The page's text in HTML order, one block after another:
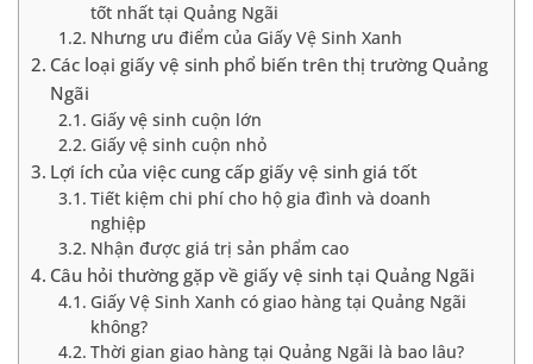
tốt nhất tại Quảng Ngãi
Nhưng ưu điểm của Giấy Vệ Sinh Xanh
Các loại giấy vệ sinh phổ biến trên thị trường Quảng
Ngãi
Giấy vệ sinh cuộn lớn
Giấy vệ sinh cuộn nhỏ
Lợi ích của việc cung cấp giấy vệ sinh giá tốt
Tiết kiệm chi phí cho hộ gia đình và doanh
nghiệp
Nhận được giá trị sản phẩm cao
Câu hỏi thường gặp về giấy vệ sinh tại Quảng Ngãi
Giấy Vệ Sinh Xanh có giao hàng tại Quảng Ngãi
không?
Thời gian giao hàng tại Quảng Ngãi là bao lâu?